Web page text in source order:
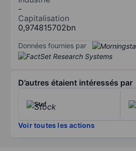
-
Capitalisation
0,974815702bn
Données fournies par
D’autres étaient intéressés par
Stef
Voir toutes les actions